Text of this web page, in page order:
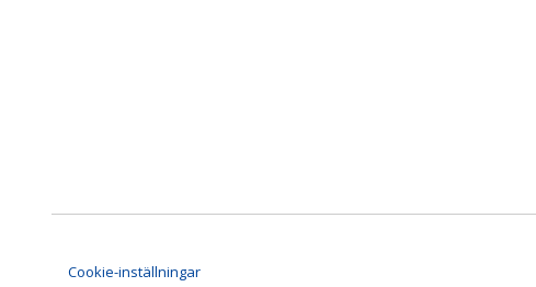
Cookie-inställningar